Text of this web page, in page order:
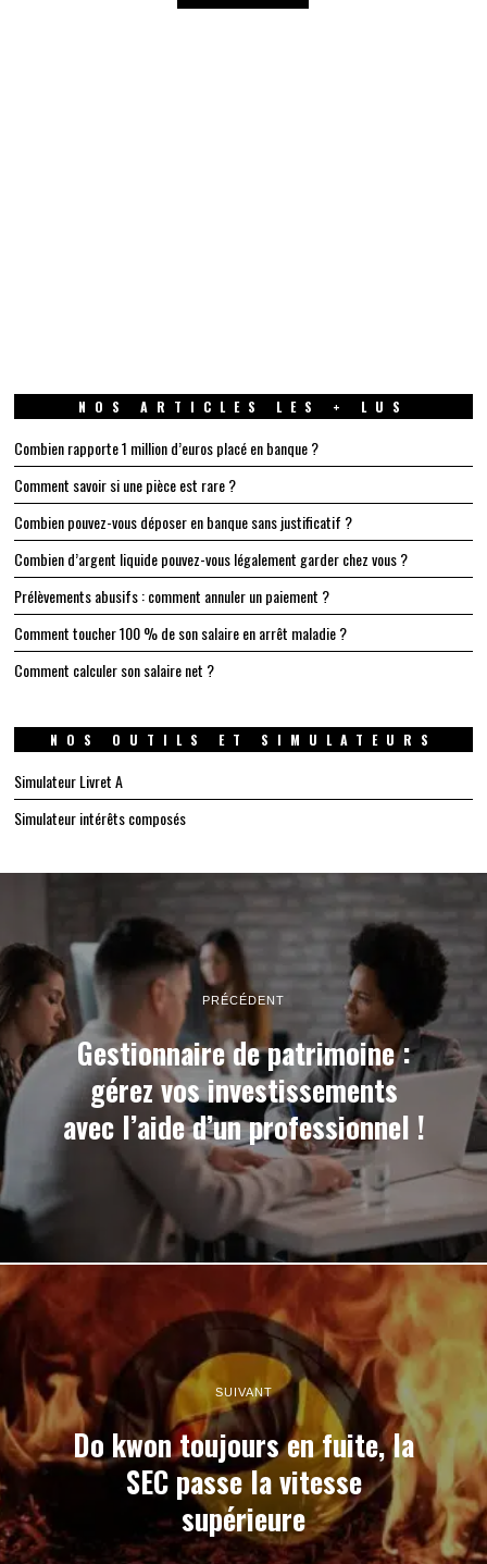
NOS ARTICLES LES + LUS
Combien rapporte 1 million d’euros placé en banque ?
Comment savoir si une pièce est rare ?
Combien pouvez-vous déposer en banque sans justificatif ?
Combien d’argent liquide pouvez-vous légalement garder chez vous ?
Prélèvements abusifs : comment annuler un paiement ?
Comment toucher 100 % de son salaire en arrêt maladie ?
Comment calculer son salaire net ?
NOS OUTILS ET SIMULATEURS
Simulateur Livret A
Simulateur intérêts composés
PRÉCÉDENT
Gestionnaire de patrimoine :
gérez vos investissements
avec l’aide d’un professionnel !
SUIVANT
Do kwon toujours en fuite, la
SEC passe la vitesse
supérieure